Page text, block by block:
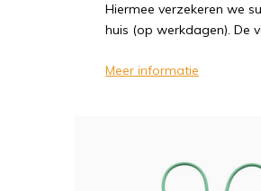
Hiermee verzekeren we
huis (op werkdagen). De
Meer informatie